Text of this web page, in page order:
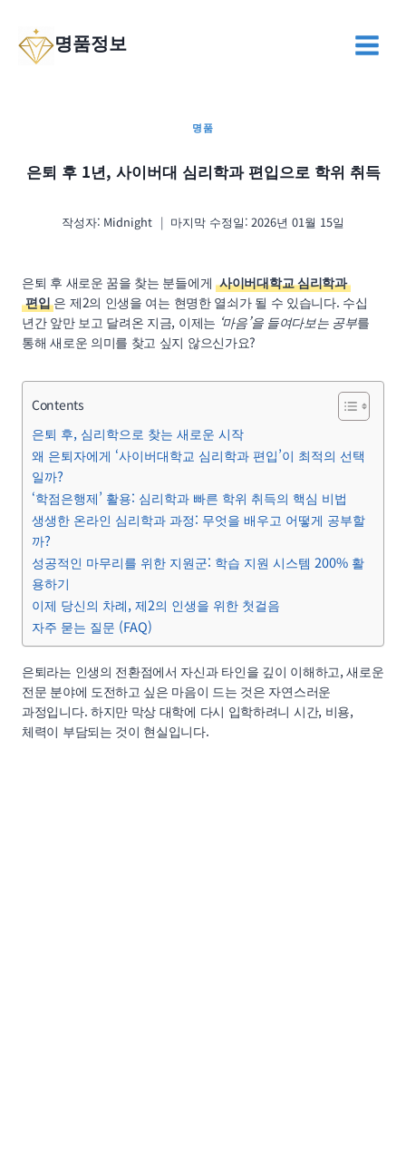
content명품정보
명품
은퇴 후 1년, 사이버대 심리학과 편입으로 학위 취득
작성자: Midnight 마지막 수정일: 2026년 01월 15일
은퇴 후 새로운 꿈을 찾는 분들에게 사이버대학교 심리학과
편입 은 제2의 인생을 여는 현명한 열쇠가 될 수 있습니다. 수십
년간 앞만 보고 달려온 지금, 이제는 ‘마음’을 들여다보는 공부를
통해 새로운 의미를 찾고 싶지 않으신가요?
Contents
은퇴 후, 심리학으로 찾는 새로운 시작
왜 은퇴자에게 ‘사이버대학교 심리학과 편입’이 최적의 선택
일까?
‘학점은행제’ 활용: 심리학과 빠른 학위 취득의 핵심 비법
생생한 온라인 심리학과 과정: 무엇을 배우고 어떻게 공부할
까?
성공적인 마무리를 위한 지원군: 학습 지원 시스템 200% 활
용하기
이제 당신의 차례, 제2의 인생을 위한 첫걸음
자주 묻는 질문 (FAQ)
은퇴라는 인생의 전환점에서 자신과 타인을 깊이 이해하고, 새로운
전문 분야에 도전하고 싶은 마음이 드는 것은 자연스러운
과정입니다. 하지만 막상 대학에 다시 입학하려니 시간, 비용,
체력이 부담되는 것이 현실입니다.